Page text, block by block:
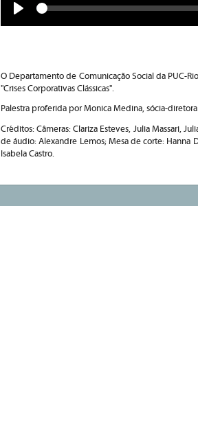
Seek
O Departamento de Comunicação Social da PUC-
"Crises Corporativas Clássicas".
Palestra proferida por Monica Medina, sócia-
Créditos: Câmeras: Clariza Esteves, Julia Massari,
de áudio: Alexandre Lemos; Mesa de corte: Hanna
Isabela Castro.